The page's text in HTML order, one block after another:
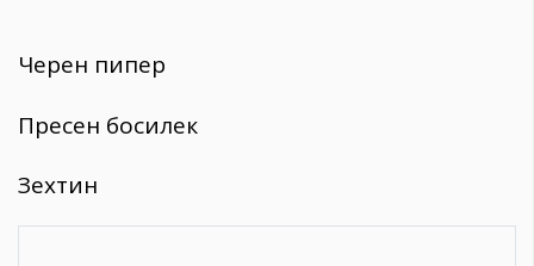
Черен пипер
Пресен босилек
Зехтин